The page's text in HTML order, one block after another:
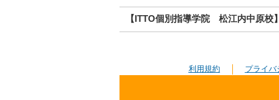
【ITTO個別指導学院 松江内中原校
利用規約 プライバ